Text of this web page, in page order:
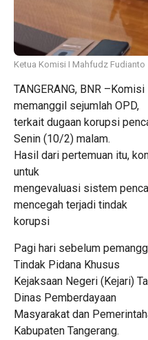
Ketua Komisi I Mahfudz Fudianto
TANGERANG, BNR
memanggil sejumlah OPD,
terkait dugaan korupsi
Senin (10/2) malam.
Hasil dari pertemuan itu,
untuk
mengevaluasi sistem
mencegah terjadi tindak
korupsi
Pagi hari sebelum
Tindak Pidana Khusus
Kejaksaan Negeri (Kejari)
Dinas Pemberdayaan
Masyarakat dan
Kabupaten Tangerang.